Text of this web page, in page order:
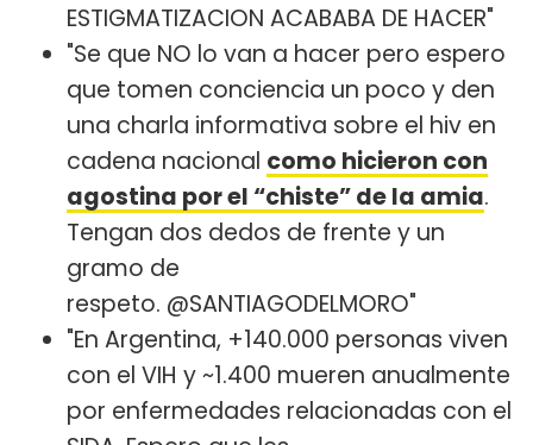
ESTIGMATIZACION ACABABA DE HACER"
"Se que NO lo van a hacer pero espero
que tomen conciencia un poco y den
una charla informativa sobre el hiv en
cadena nacional como hicieron con
agostina por el “chiste” de la amia.
Tengan dos dedos de frente y un
gramo de
respeto. @SANTIAGODELMORO"
"En Argentina, +140.000 personas viven
con el VIH y ~1.400 mueren anualmente
por enfermedades relacionadas con el